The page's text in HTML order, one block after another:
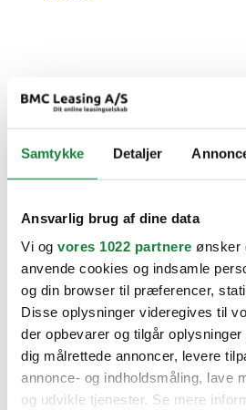
Samtykke Detaljer
Ansvarlig brug af dine data
Vi og vores 1022 partnere ønsker
anvende cookies og indsamle
og din browser til præferencer,
Disse oplysninger videregives til
der opbevarer og tilgår
dig målrettede annoncer, levere
annonce- og indholdsmåling, lave
og udvikle tjenester. Se mere